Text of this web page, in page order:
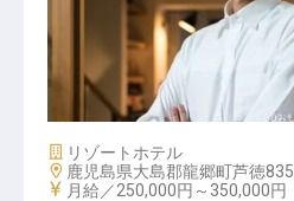
料理長候補
施設業態
リゾートホテル
勤務地
鹿児島県大島郡龍郷町芦徳835
給与
月給／250,000円～ 350,000円